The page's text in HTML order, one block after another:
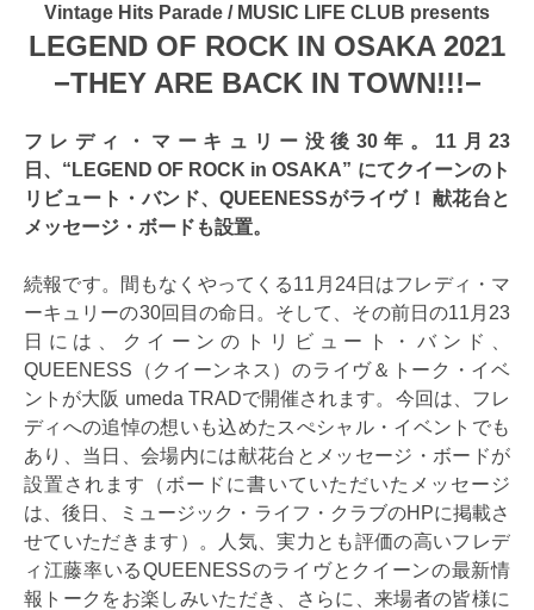
Vintage Hits Parade / MUSIC LIFE CLUB presents
LEGEND OF ROCK IN OSAKA 2021
−THEY ARE BACK IN TOWN!!!−
フレディ・マーキュリー没後30年。11月23
日、“LEGEND OF ROCK in OSAKA” にてクイーンのト
リビュート・バンド、QUEENESSがライヴ！ 献花台と
メッセージ・ボードも設置。
続報です。間もなくやってくる11月24日はフレディ・マ
ーキュリーの30回目の命日。そして、その前日の11月23
日には、クイーンのトリビュート・バンド、
QUEENESS（クイーンネス）のライヴ＆トーク・イベ
ントが大阪 umeda TRADで開催されます。今回は、フレ
ディへの追悼の想いも込めたスぺシャル・イベントでも
あり、当日、会場内には献花台とメッセージ・ボードが
設置されます（ボードに書いていただいたメッセージ
は、後日、ミュージック・ライフ・クラブのHPに掲載さ
せていただきます）。人気、実力とも評価の高いフレデ
ィ江藤率いるQUEENESSのライヴとクイーンの最新情
報トークをお楽しみいただき、さらに、来場者の皆様に